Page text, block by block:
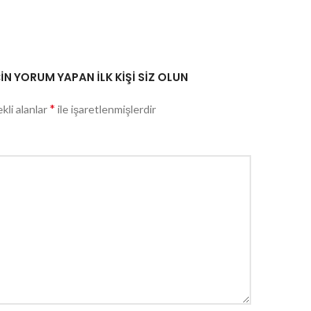
YORUM YAPAN ILK KIŞI SIZ OLUN
alanlar* ile işaretlenmişlerdir